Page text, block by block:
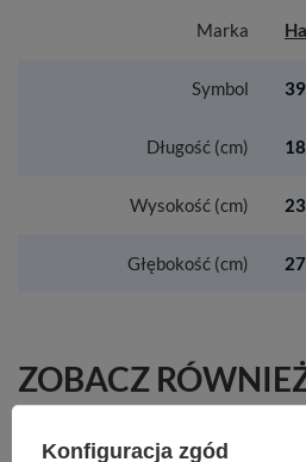
Marka
Symbol
Długość (cm)
Wysokość (cm)
Głębokość (cm)
ZOBACZ
HG Xelu Q Umywalka
Konfiguracja zgód